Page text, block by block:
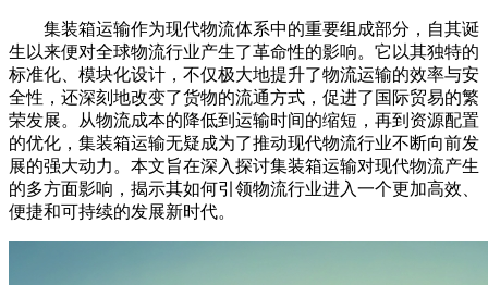
集装箱运输作为现代物流体系中的重要组成部分，自其诞
生以来便对全球物流行业产生了革命性的影响。它以其独特的
标准化、模块化设计，不仅极大地提升了物流运输的效率与安
全性，还深刻地改变了货物的流通方式，促进了国际贸易的繁
荣发展。从物流成本的降低到运输时间的缩短，再到资源配置
的优化，集装箱运输无疑成为了推动现代物流行业不断向前发
展的强大动力。本文旨在深入探讨集装箱运输对现代物流产生
的多方面影响，揭示其如何引领物流行业进入一个更加高效、
便捷和可持续的发展新时代。